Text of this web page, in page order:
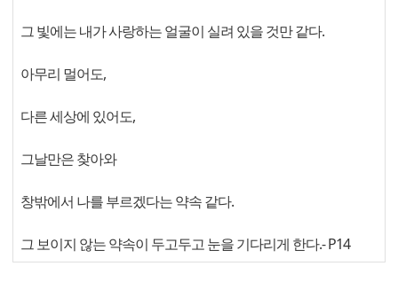
그 빛에는 내가 사랑하는 얼굴이 실려 있을 것만 같다.
아무리 멀어도,
다른 세상에 있어도,
그날만은 찾아와
창밖에서 나를 부르겠다는 약속 같다.
그 보이지 않는 약속이 두고두고 눈을 기다리게 한다.- P14